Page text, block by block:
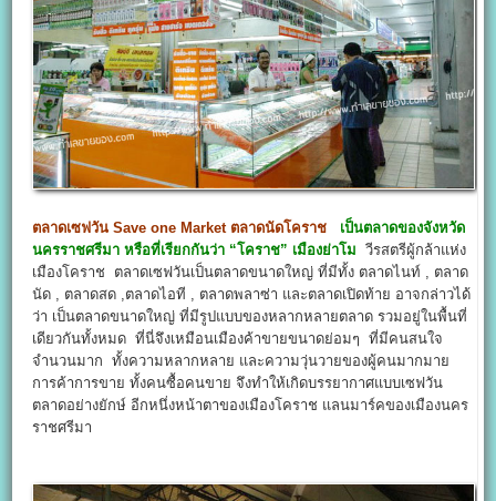
ตลาดเซฟวัน Save one Market ตลาดนัดโคราช
เป็นตลาดของจังหวัด
นครราชศรีมา หรือที่เรียกกันว่า “โคราช” เมืองย่าโม วีรสตรีผู้กล้าแห่ง
เมืองโคราช ตลาดเซฟวันเป็นตลาดขนาดใหญ่ ที่มีทั้ง ตลาดไนท์ , ตลาด
นัด , ตลาดสด ,ตลาดไอที , ตลาดพลาซ่า และตลาดเปิดท้าย อาจกล่าวได้
ว่า เป็นตลาดขนาดใหญ่ ที่มีรูปแบบของหลากหลายตลาด รวมอยู่ในพื้นที่
เดียวกันทั้งหมด ที่นี่จึงเหมือนเมืองค้าขายขนาดย่อมๆ ที่มีคนสนใจ
จำนวนมาก ทั้งความหลากหลาย และความวุ่นวายของผู้คนมากมาย
การค้าการขาย ทั้งคนซื้อคนขาย จึงทำให้เกิดบรรยากาศแบบเซฟวัน
ตลาดอย่างยักษ์ อีกหนึ่งหน้าตาของเมืองโคราช แลนมาร์คของเมืองนคร
ราชศรีมา